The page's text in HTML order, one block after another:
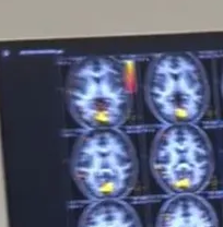
De los 20 personas
acabaron padeciendo
La detección precoz
has perdido muchas
Párkinson y temblor